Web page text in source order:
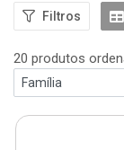
Filtros
20 produtos